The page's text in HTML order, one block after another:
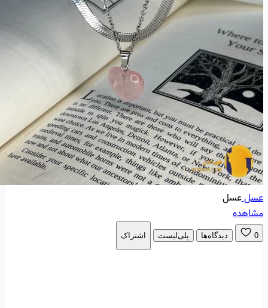
عسلعسل
مشاهده
0 دیدگاه‌ها پلی‌لیست اشتراک